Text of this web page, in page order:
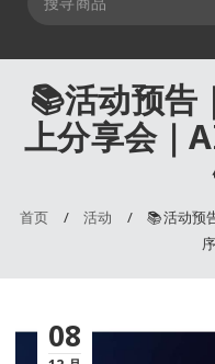
📚活动预告
上分享会｜
首页 / 活动 /
📚活动预
08